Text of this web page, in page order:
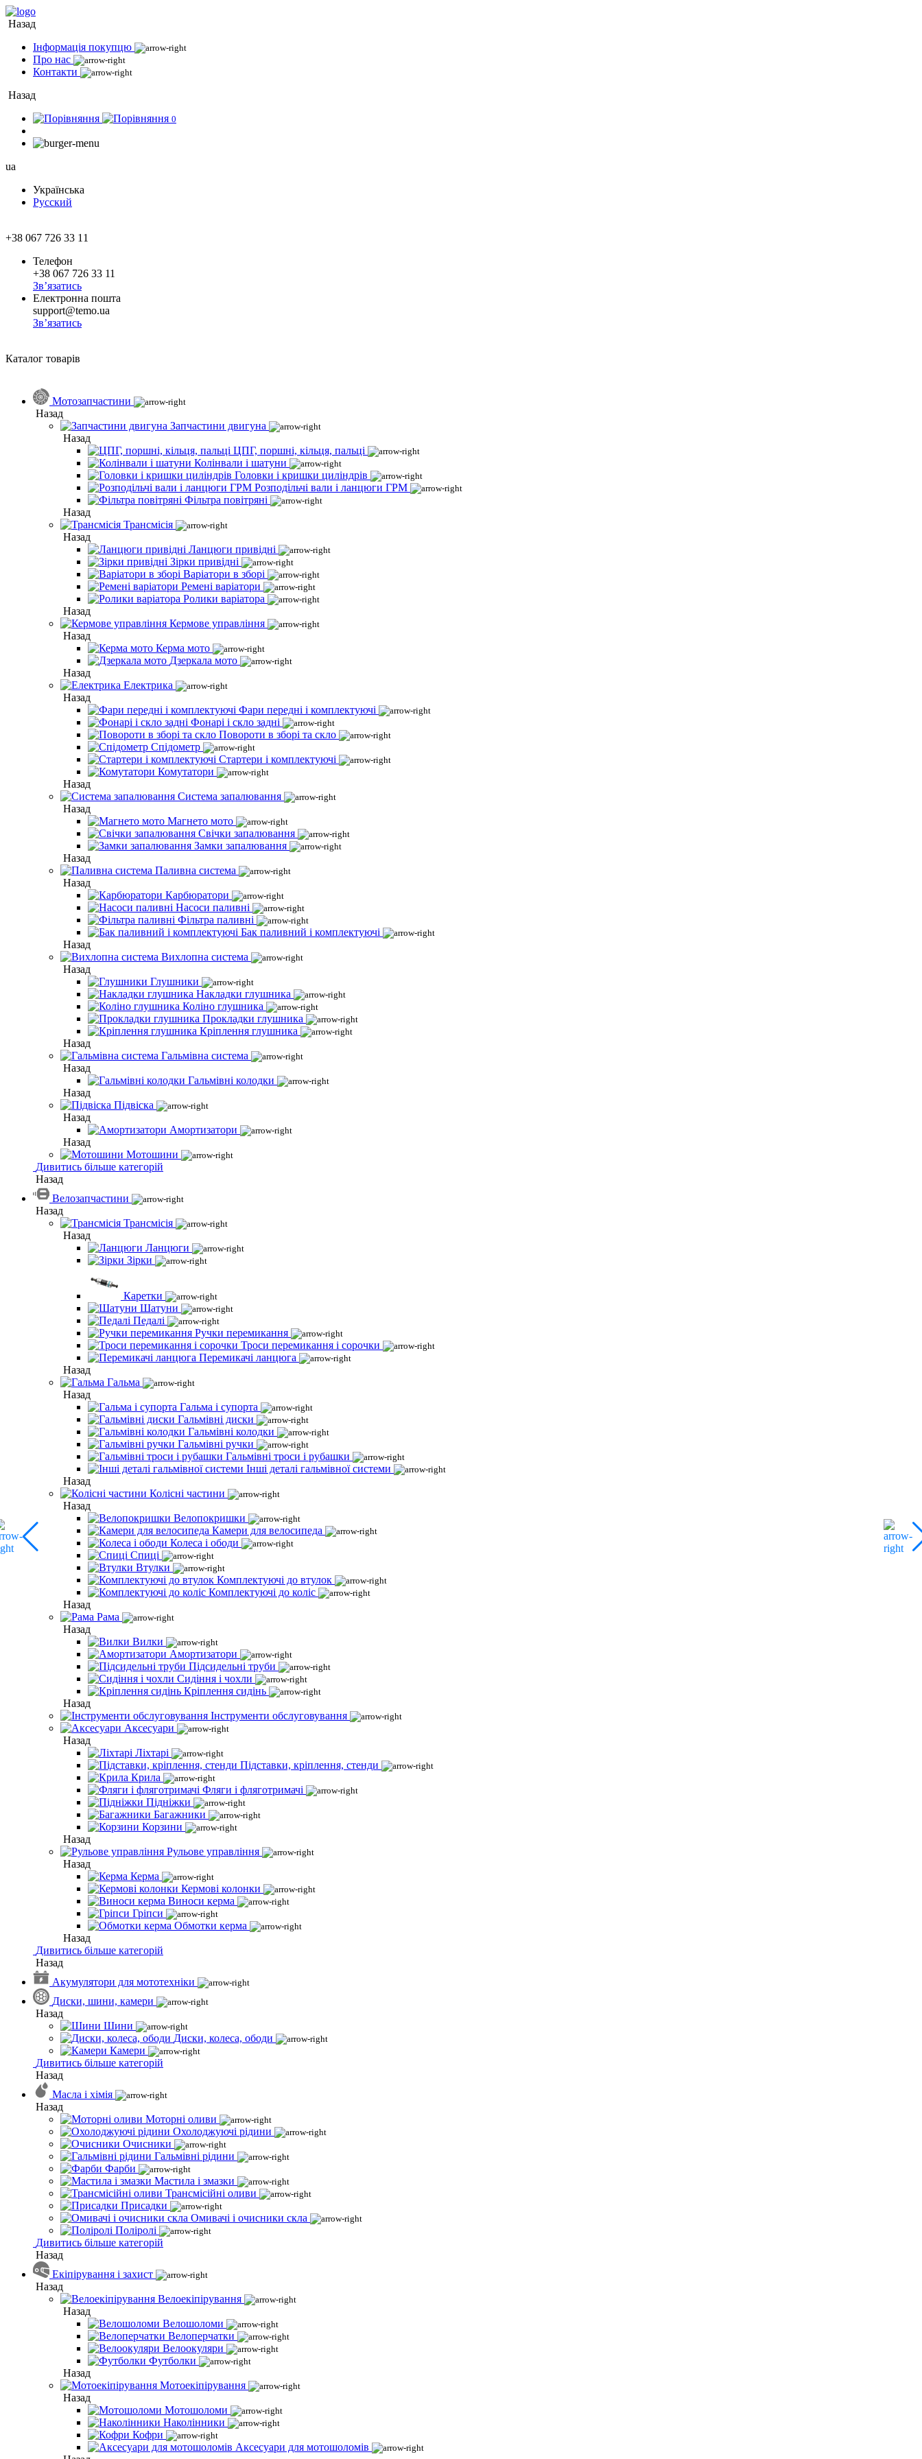
Назад
Інформація покупцю
Про нас
Контакти
Назад
0
ua
Українська
Русский
+38 067 726 33 11
Телефон
+38 067 726 33 11
Зв’язатись
Електронна пошта
support@temo.ua
Зв’язатись
Каталог товарів
Мотозапчастини
Назад
Запчастини двигуна
Назад
ЦПГ, поршні, кільця, пальці
Колінвали і шатуни
Головки і кришки циліндрів
Розподільчі вали і ланцюги ГРМ
Фільтра повітряні
Назад
Трансмісія
Назад
Ланцюги привідні
Зірки привідні
Варіатори в зборі
Ремені варіатори
Ролики варіатора
Назад
Кермове управління
Назад
Керма мото
Дзеркала мото
Назад
Електрика
Назад
Фари передні і комплектуючі
Фонарі і скло задні
Повороти в зборі та скло
Спідометр
Стартери і комплектуючі
Комутатори
Назад
Система запалювання
Назад
Магнето мото
Свічки запалювання
Замки запалювання
Назад
Паливна система
Назад
Карбюратори
Насоси паливні
Фільтра паливні
Бак паливний і комплектуючі
Назад
Вихлопна система
Назад
Глушники
Накладки глушника
Коліно глушника
Прокладки глушника
Кріплення глушника
Назад
Гальмівна система
Назад
Гальмівні колодки
Назад
Підвіска
Назад
Амортизатори
Назад
Мотошини
Дивитись більше категорій
Назад
Велозапчастини
Назад
Трансмісія
Назад
Ланцюги
Зірки
Каретки
Шатуни
Педалі
Ручки перемикання
Троси перемикання і сорочки
Перемикачі ланцюга
Назад
Гальма
Назад
Гальма і супорта
Гальмівні диски
Гальмівні колодки
Гальмівні ручки
Гальмівні троси і рубашки
Інші деталі гальмівної системи
Назад
Колісні частини
Назад
Велопокришки
Камери для велосипеда
Колеса і ободи
Спиці
Втулки
Комплектуючі до втулок
Комплектуючі до коліс
Назад
Рама
Назад
Вилки
Амортизатори
Підсидельні труби
Сидіння і чохли
Кріплення сидінь
Назад
Інструменти обслуговування
Аксесуари
Назад
Ліхтарі
Підставки, кріплення, стенди
Крила
Фляги і фляготримачі
Підніжки
Багажники
Корзини
Назад
Рульове управління
Назад
Керма
Кермові колонки
Виноси керма
Гріпси
Обмотки керма
Назад
Дивитись більше категорій
Назад
Акумулятори для мототехніки
Диски, шини, камери
Назад
Шини
Диски, колеса, ободи
Камери
Дивитись більше категорій
Назад
Масла і хімія
Назад
Моторні оливи
Охолоджуючі рідини
Очисники
Гальмівні рідини
Фарби
Мастила і змазки
Трансмісійні оливи
Присадки
Омивачі і очисники скла
Поліролі
Дивитись більше категорій
Назад
Екіпірування і захист
Назад
Велоекіпірування
Назад
Велошоломи
Велоперчатки
Велоокуляри
Футболки
Назад
Мотоекіпірування
Назад
Мотошоломи
Наколінники
Кофри
Аксесуари для мотошоломів